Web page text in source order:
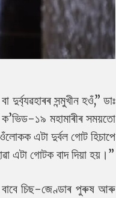
সন্মুখীন হওঁ,” ডাঃ
১৯ মহামাৰীৰ সময়তো
এটা দুৰ্বল গোট হিচাপে
এটা গোটক বাদ দিয়া হয়।”
বাবে চিছ-জেণ্ডাৰ পুৰুষ আৰু